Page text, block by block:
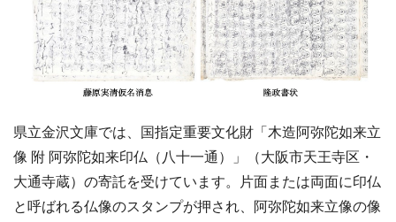
県立金沢文庫では、国指定重要文化財「木造阿弥陀如来立
像 附 阿弥陀如来印仏（八十一通）」（大阪市天王寺区・
大通寺蔵）の寄託を受けています。片面または両面に印仏
と呼ばれる仏像のスタンプが押され、阿弥陀如来立像の像